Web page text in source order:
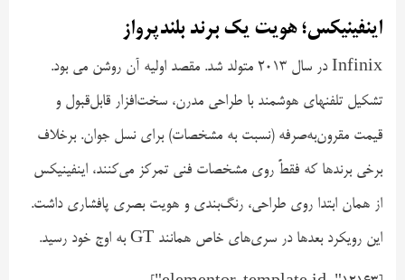
اینفینیکس؛ هویت یک برند بلندپرواز
Infinix در سال ۲۰۱۳ متولد شد. مقصد اولیه آن روشن می بود.
تشکیل تلفنهای هوشمند با طراحی مدرن، سخت‌افزار قابل‌قبول و
قیمت مقرون‌به‌صرفه (نسبت به مشخصات) برای نسل جوان. برخلاف
برخی برندها که فقطً روی مشخصات فنی تمرکز می‌کنند، اینفینیکس
از همان ابتدا روی طراحی، رنگ‌بندی و هویت بصری پافشاری داشت.
این رویکرد بعدها در سری‌های خاص همانند GT به اوج خود رسید.